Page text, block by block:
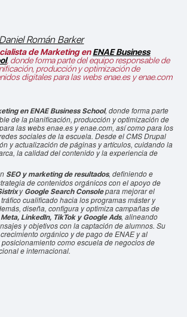
Daniel Román Barker
de Marketing enENAE Business
, donde forma parte del equipo responsable de
producción y optimización de
digitales para las webs enae.es y enae.com
en ENAE Business School, donde forma parte
de la planificación, producción y optimización de
las webs enae.es y enae.com, así como para los
sociales de la escuela. Desde el CMS Drupal
y actualización de páginas y artículos, cuidando la
la calidad del contenido y la experiencia de
SEO y marketing de resultados, definiendo e
de contenidos orgánicos con el apoyo de
y Google Search Consolepara mejorar el
cualificado hacia los programas máster y
diseña, configura y optimiza campañas de
Meta, LinkedIn, TikTok y Google Ads, alineando
y objetivos con la captación de alumnos. Su
orgánico y de pago de ENAE y al
como escuela de negocios de
e internacional.